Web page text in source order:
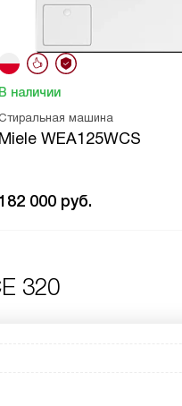
В наличии
машина
Miele WEA125WCS
182 000 руб.
320